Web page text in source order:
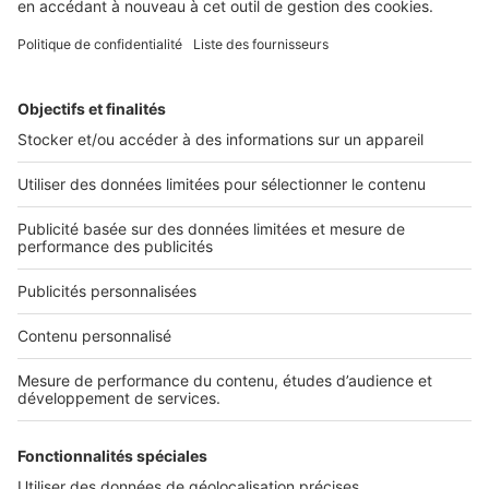
vous donne la possibilité de mettre en avant ...
2 rue des Italiens 75009 Paris
01 53 38 80 00
Nos solutions pro